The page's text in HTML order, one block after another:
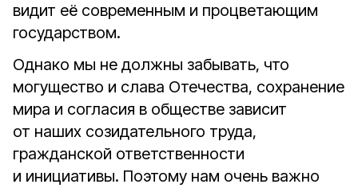
видит её современным и процветающим
государством.
Однако мы не должны забывать, что
могущество и слава Отечества, сохранение
мира и согласия в обществе зависит
от наших созидательного труда,
гражданской ответственности
и инициативы. Поэтому нам очень важно